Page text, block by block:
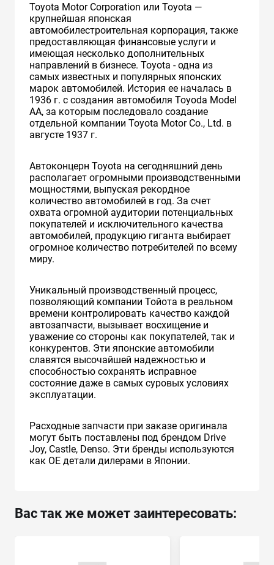
Toyota Motor Corporation или Toyota —
крупнейшая японская
автомобилестроительная корпорация, также
предоставляющая финансовые услуги и
имеющая несколько дополнительных
направлений в бизнесе. Toyota - одна из
самых известных и популярных японских
марок автомобилей. История ее началась в
1936 г. с создания автомобиля Toyoda Model
AA, за которым последовало создание
отдельной компании Toyota Motor Co., Ltd. в
августе 1937 г.
Автоконцерн Toyota на сегодняшний день
располагает огромными производственными
мощностями, выпуская рекордное
количество автомобилей в год. За счет
охвата огромной аудитории потенциальных
покупателей и исключительного качества
автомобилей, продукцию гиганта выбирает
огромное количество потребителей по всему
миру.
Уникальный производственный процесс,
позволяющий компании Тойота в реальном
времени контролировать качество каждой
автозапчасти, вызывает восхищение и
уважение со стороны как покупателей, так и
конкурентов. Эти японские автомобили
славятся высочайшей надежностью и
способностью сохранять исправное
состояние даже в самых суровых условиях
эксплуатации.
Расходные запчасти при заказе оригинала
могут быть поставлены под брендом Drive
Joy, Castle, Denso. Эти бренды используются
как ОЕ детали дилерами в Японии.
Вас так же может заинтересовать: